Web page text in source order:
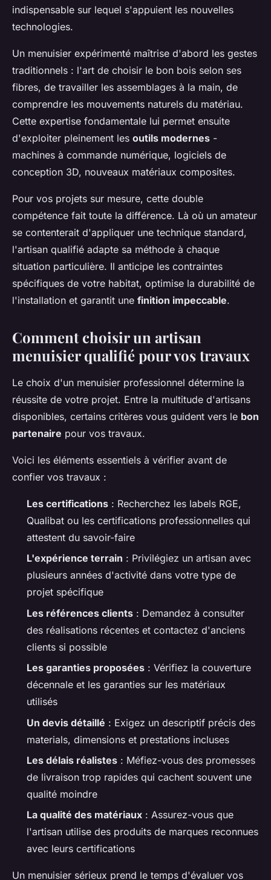
indispensable sur lequel s'appuient les nouvelles
technologies.
Un menuisier expérimenté maîtrise d'abord les gestes
traditionnels : l'art de choisir le bon bois selon ses
fibres, de travailler les assemblages à la main, de
comprendre les mouvements naturels du matériau.
Cette expertise fondamentale lui permet ensuite
d'exploiter pleinement les outils modernes -
machines à commande numérique, logiciels de
conception 3D, nouveaux matériaux composites.
Pour vos projets sur mesure, cette double
compétence fait toute la différence. Là où un amateur
se contenterait d'appliquer une technique standard,
l'artisan qualifié adapte sa méthode à chaque
situation particulière. Il anticipe les contraintes
spécifiques de votre habitat, optimise la durabilité de
l'installation et garantit une finition impeccable.
Comment choisir un artisan
menuisier qualifié pour vos travaux
Le choix d'un menuisier professionnel détermine la
réussite de votre projet. Entre la multitude d'artisans
disponibles, certains critères vous guident vers le bon
partenaire pour vos travaux.
Voici les éléments essentiels à vérifier avant de
confier vos travaux :
Les certifications : Recherchez les labels RGE,
Qualibat ou les certifications professionnelles qui
attestent du savoir-faire
L'expérience terrain : Privilégiez un artisan avec
plusieurs années d'activité dans votre type de
projet spécifique
Les références clients : Demandez à consulter
des réalisations récentes et contactez d'anciens
clients si possible
Les garanties proposées : Vérifiez la couverture
décennale et les garanties sur les matériaux
utilisés
Un devis détaillé : Exigez un descriptif précis des
materials, dimensions et prestations incluses
Les délais réalistes : Méfiez-vous des promesses
de livraison trop rapides qui cachent souvent une
qualité moindre
La qualité des matériaux : Assurez-vous que
l'artisan utilise des produits de marques reconnues
avec leurs certifications
Un menuisier sérieux prend le temps d'évaluer vos